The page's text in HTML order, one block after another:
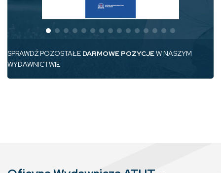
SPRAWDŹ POZOSTAŁE DARMOWE POZYCJEW NASZYM
WYDAWNICTWIE